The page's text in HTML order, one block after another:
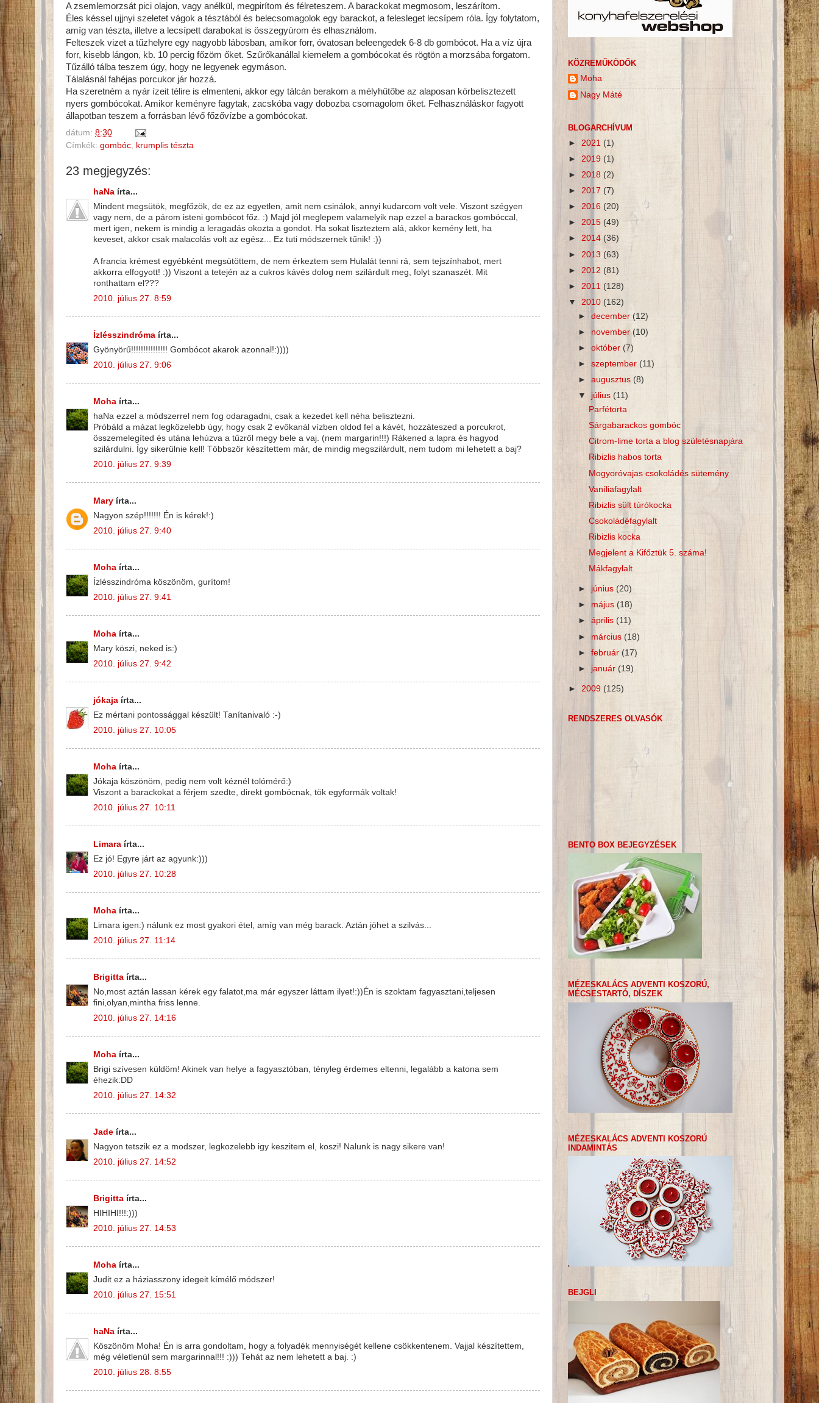
A zsemlemorzsát pici olajon, vagy anélkül, megpirítom és félreteszem. A barackokat megmosom, leszárítom.
Éles késsel ujjnyi szeletet vágok a tésztából és belecsomagolok egy barackot, a felesleget lecsípem róla. Így folytatom,
amíg van tészta, illetve a lecsípett darabokat is összegyúrom és elhasználom.
Felteszek vizet a tűzhelyre egy nagyobb lábosban, amikor forr, óvatosan beleengedek 6-8 db gombócot. Ha a víz újra
forr, kisebb lángon, kb. 10 percig főzöm őket. Szűrőkanállal kiemelem a gombócokat és rögtön a morzsába forgatom.
Tűzálló tálba teszem úgy, hogy ne legyenek egymáson.
Tálalásnál fahéjas porcukor jár hozzá.
Ha szeretném a nyár ízeit télire is elmenteni, akkor egy tálcán berakom a mélyhűtőbe az alaposan körbelisztezett
nyers gombócokat. Amikor keményre fagytak, zacskóba vagy dobozba csomagolom őket. Felhasználáskor fagyott
állapotban teszem a forrásban lévő főzővízbe a gombócokat.
dátum: 8:30
Címkék: gombóc, krumplis tészta
23 megjegyzés:
haNa írta...
Mindent megsütök, megfőzök, de ez az egyetlen, amit nem csinálok, annyi kudarcom volt vele. Viszont szégyen
vagy nem, de a párom isteni gombócot főz. :) Majd jól meglepem valamelyik nap ezzel a barackos gombóccal,
mert igen, nekem is mindig a leragadás okozta a gondot. Ha sokat liszteztem alá, akkor kemény lett, ha
keveset, akkor csak malacolás volt az egész... Ez tuti módszernek tűnik! :))
A francia krémest egyébként megsütöttem, de nem érkeztem sem Hulalát tenni rá, sem tejszínhabot, mert
akkorra elfogyott! :)) Viszont a tetején az a cukros kávés dolog nem szilárdult meg, folyt szanaszét. Mit
ronthattam el???
2010. július 27. 8:59
Ízlésszindróma írta...
Gyönyörű!!!!!!!!!!!!!!! Gombócot akarok azonnal!:))))
2010. július 27. 9:06
Moha írta...
haNa ezzel a módszerrel nem fog odaragadni, csak a kezedet kell néha belisztezni.
Próbáld a mázat legközelebb úgy, hogy csak 2 evőkanál vízben oldod fel a kávét, hozzáteszed a porcukrot,
összemelegíted és utána lehúzva a tűzről megy bele a vaj. (nem margarin!!!) Rákened a lapra és hagyod
szilárdulni. Így sikerülnie kell! Többször készítettem már, de mindig megszilárdult, nem tudom mi lehetett a baj?
2010. július 27. 9:39
Mary írta...
Nagyon szép!!!!!!! Én is kérek!:)
2010. július 27. 9:40
Moha írta...
Ízlésszindróma köszönöm, gurítom!
2010. július 27. 9:41
Moha írta...
Mary köszi, neked is:)
2010. július 27. 9:42
jókaja írta...
Ez mértani pontossággal készült! Tanítanivaló :-)
2010. július 27. 10:05
Moha írta...
Jókaja köszönöm, pedig nem volt kéznél tolómérő:)
Viszont a barackokat a férjem szedte, direkt gombócnak, tök egyformák voltak!
2010. július 27. 10:11
Limara írta...
Ez jó! Egyre járt az agyunk:)))
2010. július 27. 10:28
Moha írta...
Limara igen:) nálunk ez most gyakori étel, amíg van még barack. Aztán jöhet a szilvás...
2010. július 27. 11:14
Brigitta írta...
No,most aztán lassan kérek egy falatot,ma már egyszer láttam ilyet!:))Én is szoktam fagyasztani,teljesen
fini,olyan,mintha friss lenne.
2010. július 27. 14:16
Moha írta...
Brigi szívesen küldöm! Akinek van helye a fagyasztóban, tényleg érdemes eltenni, legalább a katona sem
éhezik:DD
2010. július 27. 14:32
Jade írta...
Nagyon tetszik ez a modszer, legkozelebb igy keszitem el, koszi! Nalunk is nagy sikere van!
2010. július 27. 14:52
Brigitta írta...
HIHIHI!!!:)))
2010. július 27. 14:53
Moha írta...
Judit ez a háziasszony idegeit kímélő módszer!
2010. július 27. 15:51
haNa írta...
Köszönöm Moha! Én is arra gondoltam, hogy a folyadék mennyiségét kellene csökkentenem. Vajjal készítettem,
még véletlenül sem margarinnal!!! :))) Tehát az nem lehetett a baj. :)
2010. július 28. 8:55
KÖZREMŰKÖDŐK
Moha
Nagy Máté
BLOGARCHÍVUM
► 2021 (1)
► 2019 (1)
► 2018 (2)
► 2017 (7)
► 2016 (20)
► 2015 (49)
► 2014 (36)
► 2013 (63)
► 2012 (81)
► 2011 (128)
▼ 2010 (162)
►december(12)
► november (10)
►október (7)
►szeptember(11)
►augusztus (8)
▼ július(11)
Parfétorta
Sárgabarackos gombóc
Citrom-lime torta a blog születésnapjára
Ribizlis habos torta
Mogyoróvajas csokoládés sütemény
Vaníliafagylalt
Ribizlis sült túrókocka
Csokoládéfagylalt
Ribizlis kocka
Megjelent a Kifőztük 5. száma!
Mákfagylalt
► június (20)
► május (18)
►április (11)
► március (18)
►február(17)
► január (19)
► 2009 (125)
RENDSZERES OLVASÓK
BENTO BOX BEJEGYZÉSEK
MÉZESKALÁCS ADVENTI KOSZORÚ,
MÉCSESTARTÓ, DÍSZEK
MÉZESKALÁCS ADVENTI KOSZORÚ
INDAMINTÁS
BEJGLI